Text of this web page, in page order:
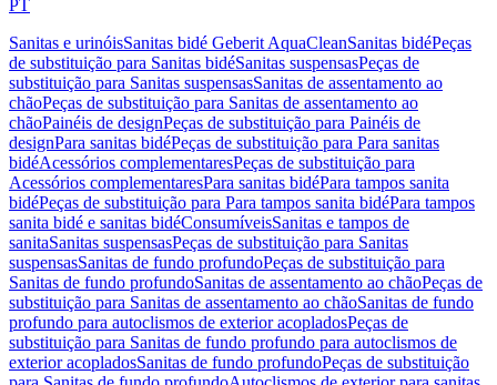
PT
Sanitas e urinóisSanitas bidé Geberit AquaCleanSanitas bidéPeças
de substituição para Sanitas bidéSanitas suspensasPeças de
substituição para Sanitas suspensasSanitas de assentamento ao
chãoPeças de substituição para Sanitas de assentamento ao
chãoPainéis de designPeças de substituição para Painéis de
designPara sanitas bidéPeças de substituição para Para sanitas
bidéAcessórios complementaresPeças de substituição para
Acessórios complementaresPara sanitas bidéPara tampos sanita
bidéPeças de substituição para Para tampos sanita bidéPara tampos
sanita bidé e sanitas bidéConsumíveisSanitas e tampos de
sanitaSanitas suspensasPeças de substituição para Sanitas
suspensasSanitas de fundo profundoPeças de substituição para
Sanitas de fundo profundoSanitas de assentamento ao chãoPeças de
substituição para Sanitas de assentamento ao chãoSanitas de fundo
profundo para autoclismos de exterior acopladosPeças de
substituição para Sanitas de fundo profundo para autoclismos de
exterior acopladosSanitas de fundo profundoPeças de substituição